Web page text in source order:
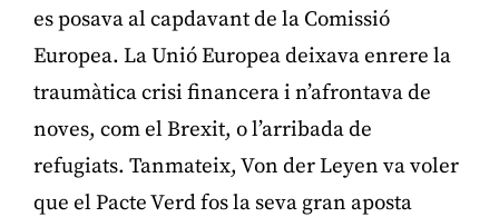
es posava al capdavant de la Comissió
Europea. La Unió Europea deixava enrere la
traumàtica crisi financera i n’afrontava de
noves, com el Brexit, o l’arribada de
refugiats. Tanmateix, Von der Leyen va voler
que el Pacte Verd fos la seva gran aposta